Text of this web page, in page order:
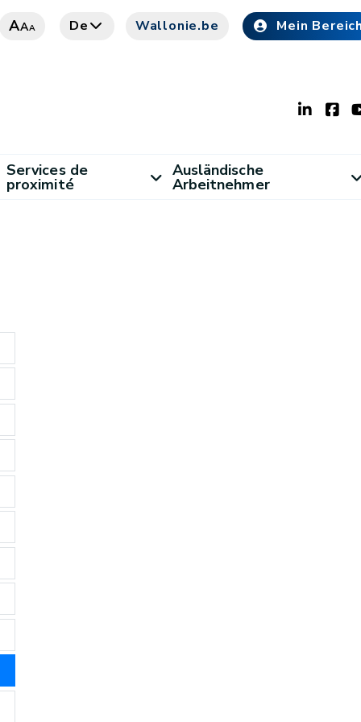
AAA De Wallonie.be Mein
Services de
proximité
Ausländische
Arbeitnehmer